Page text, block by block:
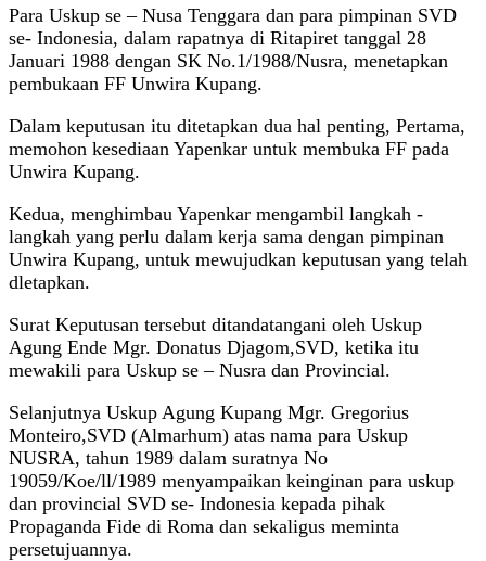
Para Uskup se – Nusa Tenggara dan para pimpinan SVD
se- Indonesia, dalam rapatnya di Ritapiret tanggal 28
Januari 1988 dengan SK No.1/1988/Nusra, menetapkan
pembukaan FF Unwira Kupang.
Dalam keputusan itu ditetapkan dua hal penting, Pertama,
memohon kesediaan Yapenkar untuk membuka FF pada
Unwira Kupang.
Kedua, menghimbau Yapenkar mengambil langkah -
langkah yang perlu dalam kerja sama dengan pimpinan
Unwira Kupang, untuk mewujudkan keputusan yang telah
dletapkan.
Surat Keputusan tersebut ditandatangani oleh Uskup
Agung Ende Mgr. Donatus Djagom,SVD, ketika itu
mewakili para Uskup se – Nusra dan Provincial.
Selanjutnya Uskup Agung Kupang Mgr. Gregorius
Monteiro,SVD (Almarhum) atas nama para Uskup
NUSRA, tahun 1989 dalam suratnya No
19059/Koe/ll/1989 menyampaikan keinginan para uskup
dan provincial SVD se- Indonesia kepada pihak
Propaganda Fide di Roma dan sekaligus meminta
persetujuannya.